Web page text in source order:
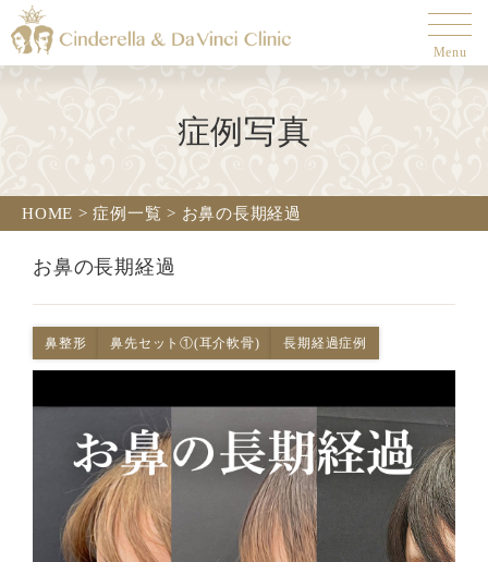
Menu
症例写真
HOME >症例一覧 > お鼻の長期経過
お鼻の長期経過
鼻整形 鼻先セット①(耳介軟骨) 長期経過症例